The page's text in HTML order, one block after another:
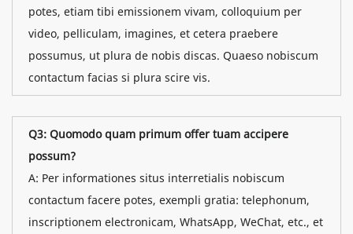
potes, etiam tibi emissionem vivam, colloquium per
video, pelliculam, imagines, et cetera praebere
possumus, ut plura de nobis discas. Quaeso nobiscum
contactum facias si plura scire vis.
Q3: Quomodo quam primum offer tuam accipere
possum?
A: Per informationes situs interretialis nobiscum
contactum facere potes, exempli gratia: telephonum,
inscriptionem electronicam, WhatsApp, WeChat, etc., et